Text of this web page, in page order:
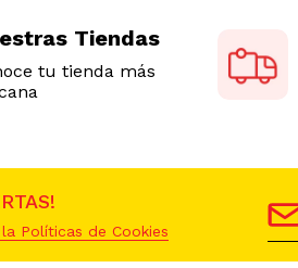
Tiendas
tu tienda más
Políticas de Cookies